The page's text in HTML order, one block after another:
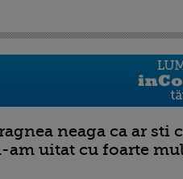
neaga ca ar sti
am uitat cu foarte